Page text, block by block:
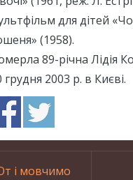
для дітей
(1958).
89-річна Лідія
грудня 2003 р. в Києві.
і мовчимо